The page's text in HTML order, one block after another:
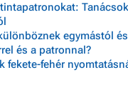
egymástól
és a patronnal?
fekete-fehér